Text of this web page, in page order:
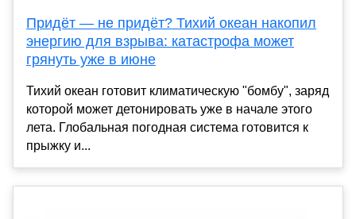
Придёт — не придёт? Тихий океан накопил
энергию для взрыва: катастрофа может
грянуть уже в июне
Тихий океан готовит климатическую "бомбу", заряд
которой может детонировать уже в начале этого
лета. Глобальная погодная система готовится к
прыжку и...